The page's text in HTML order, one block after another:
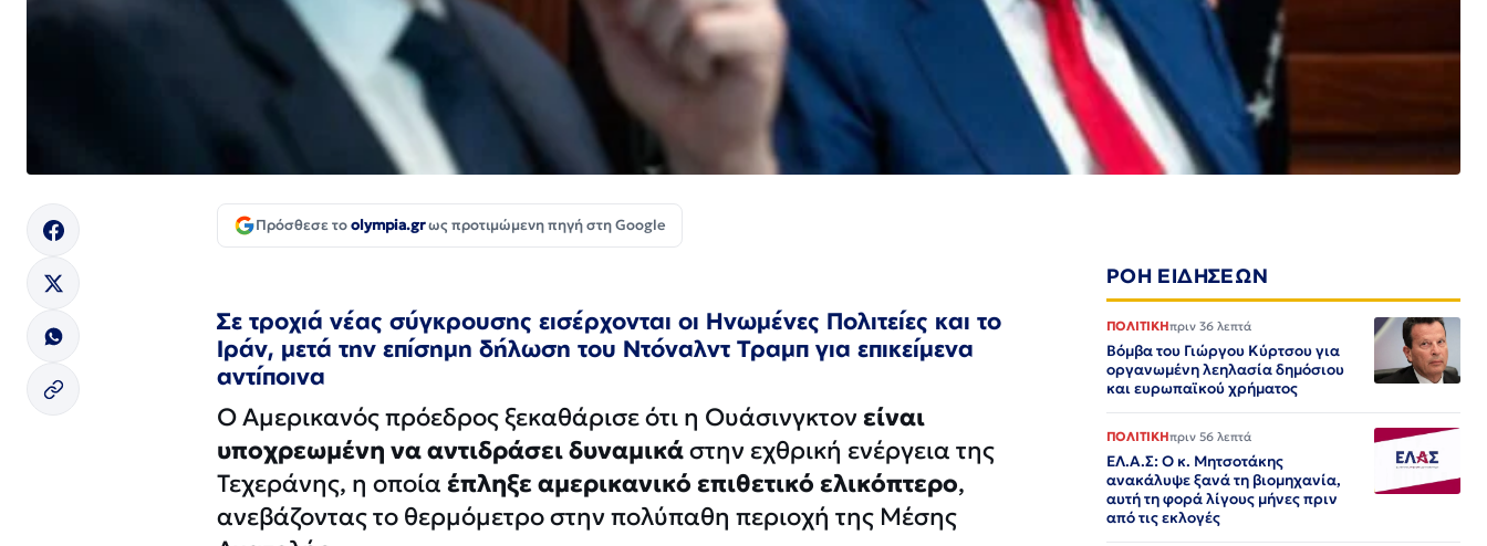
Πρόσθεσε τοolympia.grως προτιμώμενη πηγή στη Google
Σε τροχιά νέας σύγκρουσης εισέρχονται οι Ηνωμένες Πολιτείες και το
Ιράν, μετά την επίσημη δήλωση του Ντόναλντ Τραμπ για επικείμενα
αντίποινα
Ο Αμερικανός πρόεδρος ξεκαθάρισε ότι η Ουάσινγκτονείναι
υποχρεωμένη να αντιδράσει δυναμικάστην εχθρική ενέργεια της
Τεχεράνης, η οποία έπληξε αμερικανικό επιθετικό ελικόπτερο,
ανεβάζοντας το θερμόμετρο στην πολύπαθη περιοχή της Μέσης
ΡΟΗ ΕΙΔΗΣΕΩΝ
ΠΟΛΙΤΙΚΗπριν 36 λεπτά
Βόμβα του Γιώργου Κύρτσου για
οργανωμένη λεηλασία δημόσιου
και ευρωπαϊκού χρήματος
ΠΟΛΙΤΙΚΗπριν 56 λεπτά
ΕΛ.Α.Σ: Ο κ. Μητσοτάκης
ανακάλυψε ξανά τη βιομηχανία,
αυτή τη φορά λίγους μήνες πριν
από τις εκλογές